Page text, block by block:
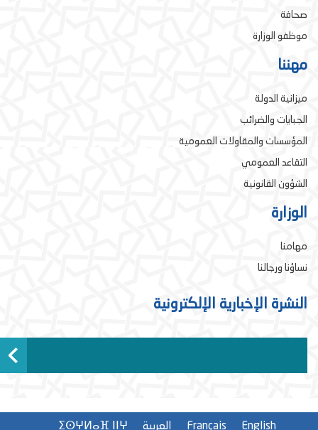
صحافة
موظفو الوزارة
مهننا
ميزانية الدولة
الجبايات والضرائب
المؤسسات والمقاولات العمومية
التقاعد العمومي
الشؤون القانونية
الوزارة
مهامنا
نساؤنا ورجالنا
النشرة الإخبارية الإلكترونية
ⵉⵙⵖⵍⴰⴼ ⵏⵏⵖ العربية Français English